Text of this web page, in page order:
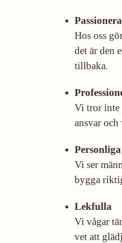
Hos oss
det är den
tillbaka.
Vi tror inte
ansvar
Personliga
Vi ser
bygga
Lekfulla
Vi vågar
vet att